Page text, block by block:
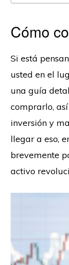
Cómo
Si está
usted en el
una guía
comprarlo,
inversión y
llegar a eso,
brevemente
activo